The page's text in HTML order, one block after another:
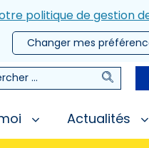
politique de gestion
Changer mes
Actualités